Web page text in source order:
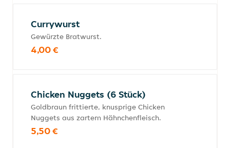
Currywurst
Gewürzte Bratwurst.
4,00 €
Chicken Nuggets (6 Stück)
Goldbraun frittierte, knusprige Chicken
Nuggets aus zartem Hähnchenfleisch.
5,50 €